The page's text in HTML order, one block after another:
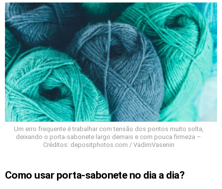
Um erro frequente é trabalhar com tensão dos pontos muito solta,
deixando o porta-sabonete largo demais e com pouca firmeza –
Créditos: depositphotos.com / VadimVasenin
Como usar porta-sabonete no dia a dia?